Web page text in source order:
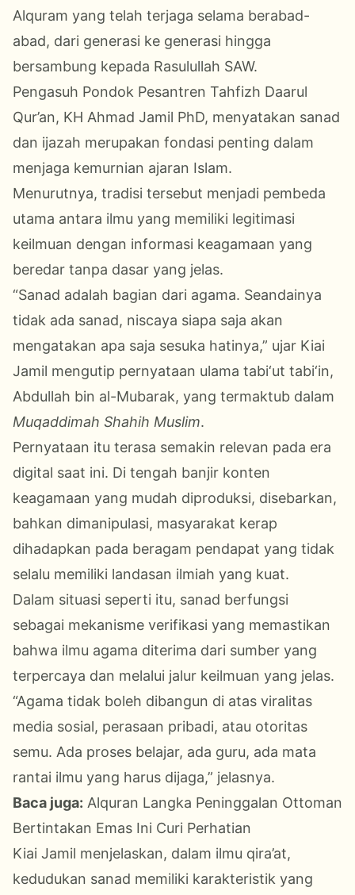
Alquram yang telah terjaga selama berabad-
abad, dari generasi ke generasi hingga
bersambung kepada Rasulullah SAW.
Pengasuh Pondok Pesantren Tahfizh Daarul
Qur’an, KH Ahmad Jamil PhD, menyatakan sanad
dan ijazah merupakan fondasi penting dalam
menjaga kemurnian ajaran Islam.
Menurutnya, tradisi tersebut menjadi pembeda
utama antara ilmu yang memiliki legitimasi
keilmuan dengan informasi keagamaan yang
beredar tanpa dasar yang jelas.
“Sanad adalah bagian dari agama. Seandainya
tidak ada sanad, niscaya siapa saja akan
mengatakan apa saja sesuka hatinya,” ujar Kiai
Jamil mengutip pernyataan ulama tabi‘ut tabi‘in,
Abdullah bin al-Mubarak, yang termaktub dalam
Muqaddimah Shahih Muslim.
Pernyataan itu terasa semakin relevan pada era
digital saat ini. Di tengah banjir konten
keagamaan yang mudah diproduksi, disebarkan,
bahkan dimanipulasi, masyarakat kerap
dihadapkan pada beragam pendapat yang tidak
selalu memiliki landasan ilmiah yang kuat.
Dalam situasi seperti itu, sanad berfungsi
sebagai mekanisme verifikasi yang memastikan
bahwa ilmu agama diterima dari sumber yang
terpercaya dan melalui jalur keilmuan yang jelas.
“Agama tidak boleh dibangun di atas viralitas
media sosial, perasaan pribadi, atau otoritas
semu. Ada proses belajar, ada guru, ada mata
rantai ilmu yang harus dijaga,” jelasnya.
Baca juga: Alquran Langka Peninggalan Ottoman
Bertintakan Emas Ini Curi Perhatian
Kiai Jamil menjelaskan, dalam ilmu qira’at,
kedudukan sanad memiliki karakteristik yang